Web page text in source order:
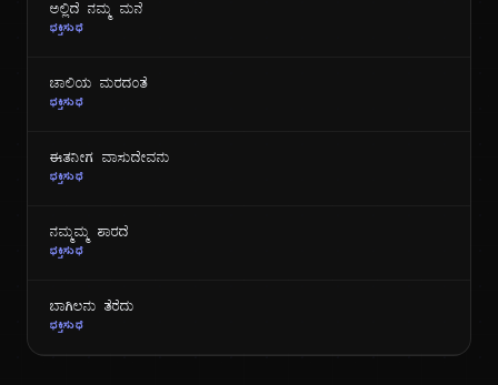
ಅಲ್ಲಿದೆ ನಮ್ಮ ಮನೆ
ಭಕ್ತಿಸುಧೆ
ಜಾಲಿಯ ಮರದಂತೆ
ಭಕ್ತಿಸುಧೆ
ಈತನೀಗ ವಾಸುದೇವನು
ಭಕ್ತಿಸುಧೆ
ನಮ್ಮಮ್ಮ ಶಾರದೆ
ಭಕ್ತಿಸುಧೆ
ಬಾಗಿಲನು ತೆರೆದು
ಭಕ್ತಿಸುಧೆ